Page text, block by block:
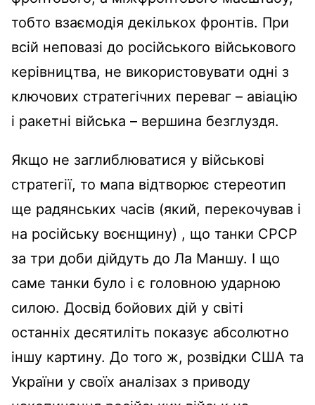
тобто взаємодія декількох фронтів. При
всій неповазі до російського військового
керівництва, не використовувати одні з
ключових стратегічних переваг – авіацію
і ракетні війська – вершина безглуздя.
Якщо не заглиблюватися у військові
стратегії, то мапа відтворює стереотип
ще радянських часів (який, перекочував і
на російську воєнщину) , що танки СРСР
за три доби дійдуть до Ла Маншу. І що
саме танки було і є головною ударною
силою. Досвід бойових дій у світі
останніх десятиліть показує абсолютно
іншу картину. До того ж, розвідки США та
України у своїх аналізах з приводу